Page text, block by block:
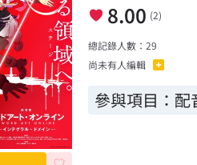
8.00 (2)
總記錄人數： 29
尚未有人編輯
參與項目： 配